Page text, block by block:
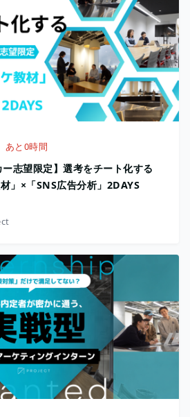
あと0時間
ー志望限定】選考をチート化する
」×「SNS広告分析」2DAYS